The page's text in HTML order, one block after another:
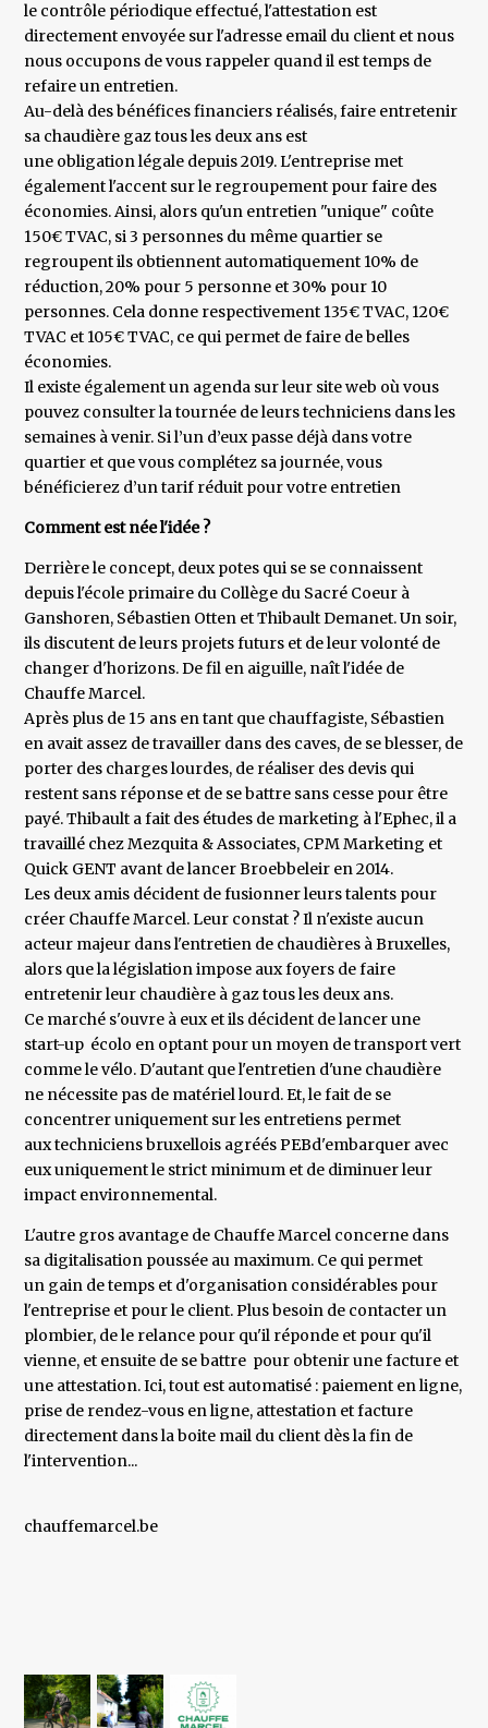
le contrôle périodique effectué, l'attestation est
directement envoyée sur l'adresse email du client et nous
nous occupons de vous rappeler quand il est temps de
refaire un entretien.
Au-delà des bénéfices financiers réalisés, faire entretenir
sa chaudière gaz tous les deux ans est
une obligation légale depuis 2019. L'entreprise met
également l'accent sur le regroupement pour faire des
économies. Ainsi, alors qu'un entretien "unique" coûte
150€ TVAC, si 3 personnes du même quartier se
regroupent ils obtiennent automatiquement 10% de
réduction, 20% pour 5 personne et 30% pour 10
personnes. Cela donne respectivement 135€ TVAC, 120€
TVAC et 105€ TVAC, ce qui permet de faire de belles
économies.
Il existe également un agenda sur leur site web où vous
pouvez consulter la tournée de leurs techniciens dans les
semaines à venir. Si l’un d’eux passe déjà dans votre
quartier et que vous complétez sa journée, vous
bénéficierez d’un tarif réduit pour votre entretien
Comment est née l'idée ?
Derrière le concept, deux potes qui se se connaissent
depuis l'école primaire du Collège du Sacré Coeur à
Ganshoren, Sébastien Otten et Thibault Demanet. Un soir,
ils discutent de leurs projets futurs et de leur volonté de
changer d'horizons. De fil en aiguille, naît l'idée de
Chauffe Marcel.
Après plus de 15 ans en tant que chauffagiste, Sébastien
en avait assez de travailler dans des caves, de se blesser, de
porter des charges lourdes, de réaliser des devis qui
restent sans réponse et de se battre sans cesse pour être
payé. Thibault a fait des études de marketing à l'Ephec, il a
travaillé chez Mezquita & Associates, CPM Marketing et
Quick GENT avant de lancer Broebbeleir en 2014.
Les deux amis décident de fusionner leurs talents pour
créer Chauffe Marcel. Leur constat ? Il n'existe aucun
acteur majeur dans l'entretien de chaudières à Bruxelles,
alors que la législation impose aux foyers de faire
entretenir leur chaudière à gaz tous les deux ans.
Ce marché s'ouvre à eux et ils décident de lancer une
start-up écolo en optant pour un moyen de transport vert
comme le vélo. D'autant que l'entretien d'une chaudière
ne nécessite pas de matériel lourd. Et, le fait de se
concentrer uniquement sur les entretiens permet
aux techniciens bruxellois agréés PEBd'embarquer avec
eux uniquement le strict minimum et de diminuer leur
impact environnemental.
L'autre gros avantage de Chauffe Marcel concerne dans
sa digitalisation poussée au maximum. Ce qui permet
un gain de temps et d'organisation considérables pour
l'entreprise et pour le client. Plus besoin de contacter un
plombier, de le relance pour qu'il réponde et pour qu'il
vienne, et ensuite de se battre pour obtenir une facture et
une attestation. Ici, tout est automatisé : paiement en ligne,
prise de rendez-vous en ligne, attestation et facture
directement dans la boite mail du client dès la fin de
l'intervention...
chauffemarcel.be